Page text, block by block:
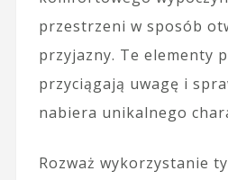
przestrzeni w sposób
przyjazny. Te elementy
przyciągają uwagę i
nabiera unikalnego
Rozważ wykorzystanie